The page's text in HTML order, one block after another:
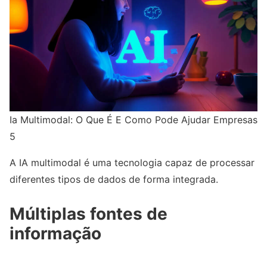
Ia Multimodal: O Que É E Como Pode Ajudar Empresas
5
A IA multimodal é uma tecnologia capaz de processar
diferentes tipos de dados de forma integrada.
Múltiplas fontes de
informação